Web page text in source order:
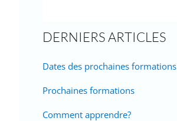
DERNIERS ARTICLES
Dates des prochaines formations
Prochaines formations
Comment apprendre?